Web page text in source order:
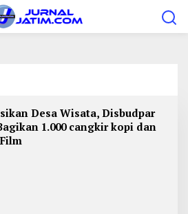
Desa Wisata, Disbudpar
1.000 cangkir kopi dan